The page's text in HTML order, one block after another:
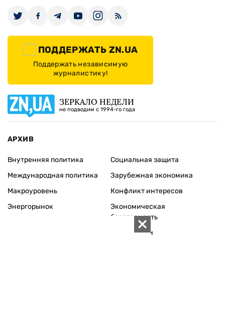
ПОДДЕРЖАТЬ ZN.UA
Поддержать независимую
журналистику!
ЗЕРКАЛО НЕДЕЛИ
не подводим с 1994-го года
АРХИВ
Внутренняя политика
Международная политика
Макроуровень
Энергорынок
Социальная защита
Зарубежная экономика
Конфликт интересов
Экономическая
безопасность
Персоналии